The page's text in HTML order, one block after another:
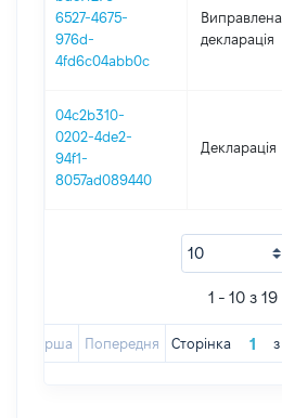
6527-4675-
976d-
4fd6c04abb0c
Виправлена
декларація
04c2b310-
0202-4de2-
94f1-
8057ad089440
Декларація
1 - 10 з 19
Перша Попередня Сторінка з